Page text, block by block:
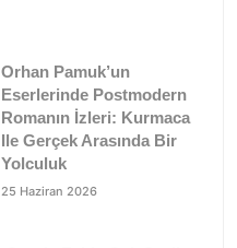
Orhan Pamuk’un
Eserlerinde Postmodern
Romanın İzleri: Kurmaca
Ile Gerçek Arasında Bir
Yolculuk
25 Haziran 2026